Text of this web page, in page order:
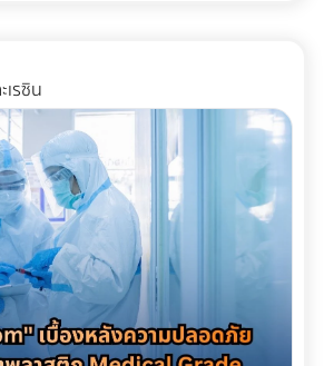
านตกแต่ง (Finishing) พื้นผิวดาดฟ้า คุณ
ะบบกันซึม (Waterproofing System) ที่มี
นิยมใช้สำหรับดาดฟ้ามีดังนี้: อะคริลิกกัน
เหมาะสำหรับดาดฟ้าทั่วไปที่มีการ
วามยืดหยุ่น ทนทานต่อรังสียูวี และช่วย
โพลียูรีเทนกันซึม (PU Waterproof): เหมาะ
รือดาดฟ้าที่ต้องการปูพื้นกระเบื้อง/ไม้
นสูงมาก ทนต่อรอยแตกร้าวของอาคารได้
านได้ 100% บทสรุป การรีโนเวทดาดฟ้าให้
มและสร้างกำไรให้ธุรกิจ เป็นไอเดียที่ยอด
ำคัญที่สุดของความสวยงามนั้นคือ "ความ
Eco-packaging ในอุตสาหกรรมอาหารแช่
นด์ชั้นนำระดับโลกกำลังปรับใช้: 1. เปลี่ยน
PE (พลาสติกชนิดเดียวที่เกิดมาเพื่อ
าหกรรมอาหารแช่แข็งในปี 2026 กำลังมุ่ง
material PE (Polyethylene) คือการ
ทั้งหมดมาทำเป็นถุง เนื่องจาก PE มีจุด
มเย็นจัดได้ดี ไม่กรอบแตก และที่สำคัญคือ
เข้าสู่ระบบเศรษฐกิจหมุนเวียน (Circular
ตอบโจทย์กฎหมายต่างประเทศได้ทันที 2.
อัปเกรดความเหนียวและป้องกันรอยเจาะ
งความแข็งแรง โรงงานบรรจุภัณฑ์ยุคใหม่จะ
Direction Orientation) ในการยืด
หว่างประเทศถูกผูกมัดด้วยกฎหมายและข้อ
ายามประหยัดงบหลักพันในการจ้างผู้
"ต้นทุนแฝงและค่าปรับหลักล้าน" ที่สามารถ
นวิกฤตได้ นี่คือบทเรียนราคาแพงและ
สร้าง ที่ธุรกิจต้องแบกรับเมื่อตัดสินใจ
วยตัวเอง 3 สิ่งที่ไม่อยากให้เกิด
รศุลกากรผิดพลาด 1. การสำแดง "พิกัด
ผิดพลาด HS Code (Harmonized
สตัวเลขสากลที่ใช้แยกประเภทสินค้าทั่วโลก
หนดอัตราภาษีนำเข้า-ส่งออกที่ธุรกิจต้อง
ไม่ใช่เรื่องตรงไปตรงมา สินค้าหนึ่งชิ้น
รซิน